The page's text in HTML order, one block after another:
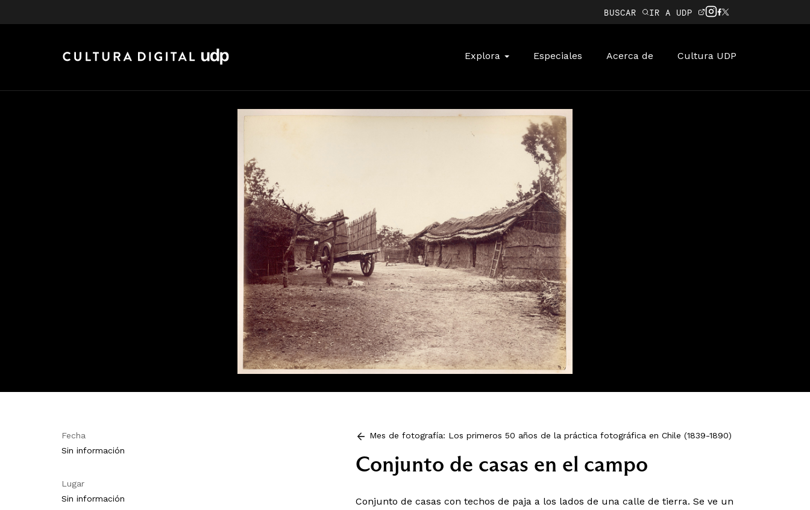
BUSCAR IR A UDP
Explora Especiales Acerca de Cultura UDP
Fecha
Sin información
Lugar
Sin información
Mes de fotografía: Los primeros 50 años de la práctica fotográfica en Chile (1839-1890)
Conjunto de casas en el campo
Conjunto de casas con techos de paja a los lados de una calle de tierra. Se ve un